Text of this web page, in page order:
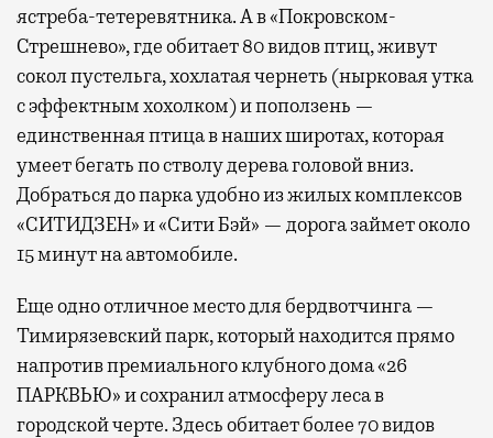
ястреба-тетеревятника. А в «Покровском-
Стрешнево», где обитает 80 видов птиц, живут
сокол пустельга, хохлатая чернеть (нырковая утка
с эффектным хохолком) и поползень —
единственная птица в наших широтах, которая
умеет бегать по стволу дерева головой вниз.
Добраться до парка удобно из жилых комплексов
«СИТИДЗЕН» и «Сити Бэй» — дорога займет около
15 минут на автомобиле.
Еще одно отличное место для бердвотчинга —
Тимирязевский парк, который находится прямо
напротив премиального клубного дома «26
ПАРКВЬЮ» и сохранил атмосферу леса в
городской черте. Здесь обитает более 70 видов